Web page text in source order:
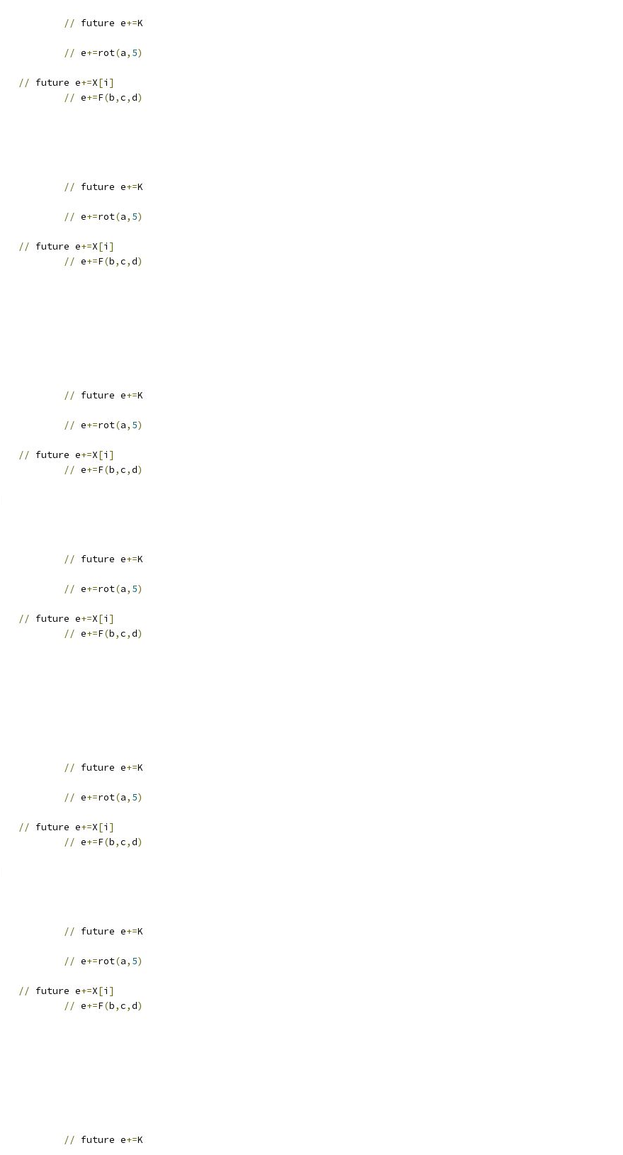
// future e+=K
// e+=rot(a, 5)
// future e+=X[i ]
// e+=F(b,c,d)
// future e+=K
// e+=rot(a, 5)
// future e+=X[i ]
// e+=F(b,c,d)
// future e+=K
// e+=rot(a, 5)
// future e+=X[i ]
// e+=F(b,c,d)
// future e+=K
// e+=rot(a, 5)
// future e+=X[i ]
// e+=F(b,c,d)
// future e+=K
// e+=rot(a, 5)
// future e+=X[i ]
// e+=F(b,c,d)
// future e+=K
// e+=rot(a, 5)
// future e+=X[i ]
// e+=F(b,c,d)
// future e+=K